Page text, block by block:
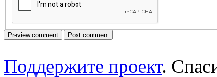
Поддержите проект.